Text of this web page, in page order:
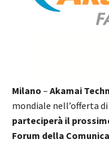
Milano – Akamai
mondiale nell’offerta
parteciperà il
Forum della